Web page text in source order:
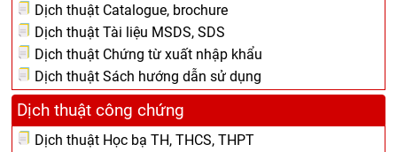
Dịch thuật Catalogue, brochure
Dịch thuật Tài liệu MSDS, SDS
Dịch thuật Chứng từ xuất nhập khẩu
Dịch thuật Sách hướng dẫn sử dụng
Dịch thuật công chứng
Dịch thuật Học bạ TH, THCS, THPT